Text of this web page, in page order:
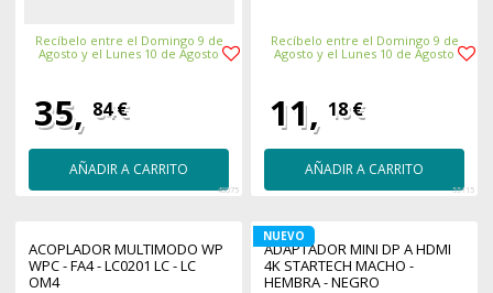
Recíbelo entre el Domingo 9 de
Agosto y el Lunes 10 de Agosto
35, 84 €
AÑADIR A CARRITO
48075
Recíbelo entre el Domingo 9 de
Agosto y el Lunes 10 de Agosto
11, 18 €
AÑADIR A CARRITO
55115
ACOPLADOR MULTIMODO WP
WPC - FA4 - LC0201 LC - LC
OM4
ADAPTADOR MINI DP A HDMI
4K STARTECH MACHO -
HEMBRA - NEGRO
NUEVO